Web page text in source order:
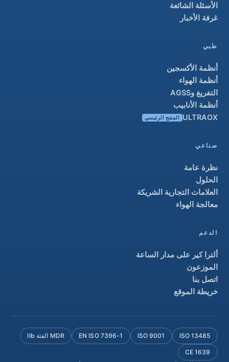
الأسئلة الشائعة
غرفة الأخبار
طبي
أنظمة الأكسجين
أنظمة الهواء
التفريغ وAGSS
أنظمة الأنابيب
ULTRAOX
المنتج الرئيسي
صناعي
نظرة عامة
الحلول
العلامات التجارية الشريكة
معالجة الهواء
الدعم
ألترا كير على مدار الساعة
الموزعون
اتصل بنا
خريطة الموقع
ISO 13485
ISO 9001
EN ISO 7396-1 MDR الفئة IIb
CE 1639